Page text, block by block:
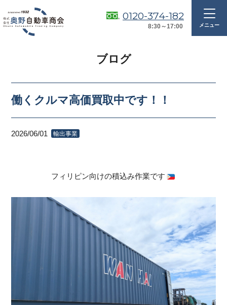
0120-374-182
8:30～17:00
ブログ
働くクルマ高価買取中です！！
2026/06/01 輸出事業
フィリピン向けの積込み作業です